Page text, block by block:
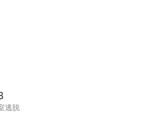
逃脱